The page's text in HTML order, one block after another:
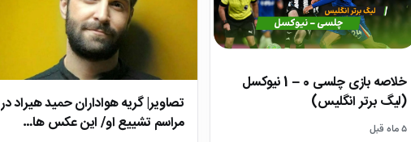
خلاصه بازی چلسی 0 – 1 نیوکسل
(لیگ برتر انگلیس)
۵ ماه قبل
تصاویر| گریه هواداران حمید هیراد در
مراسم تشییع او/ این عکس ها…